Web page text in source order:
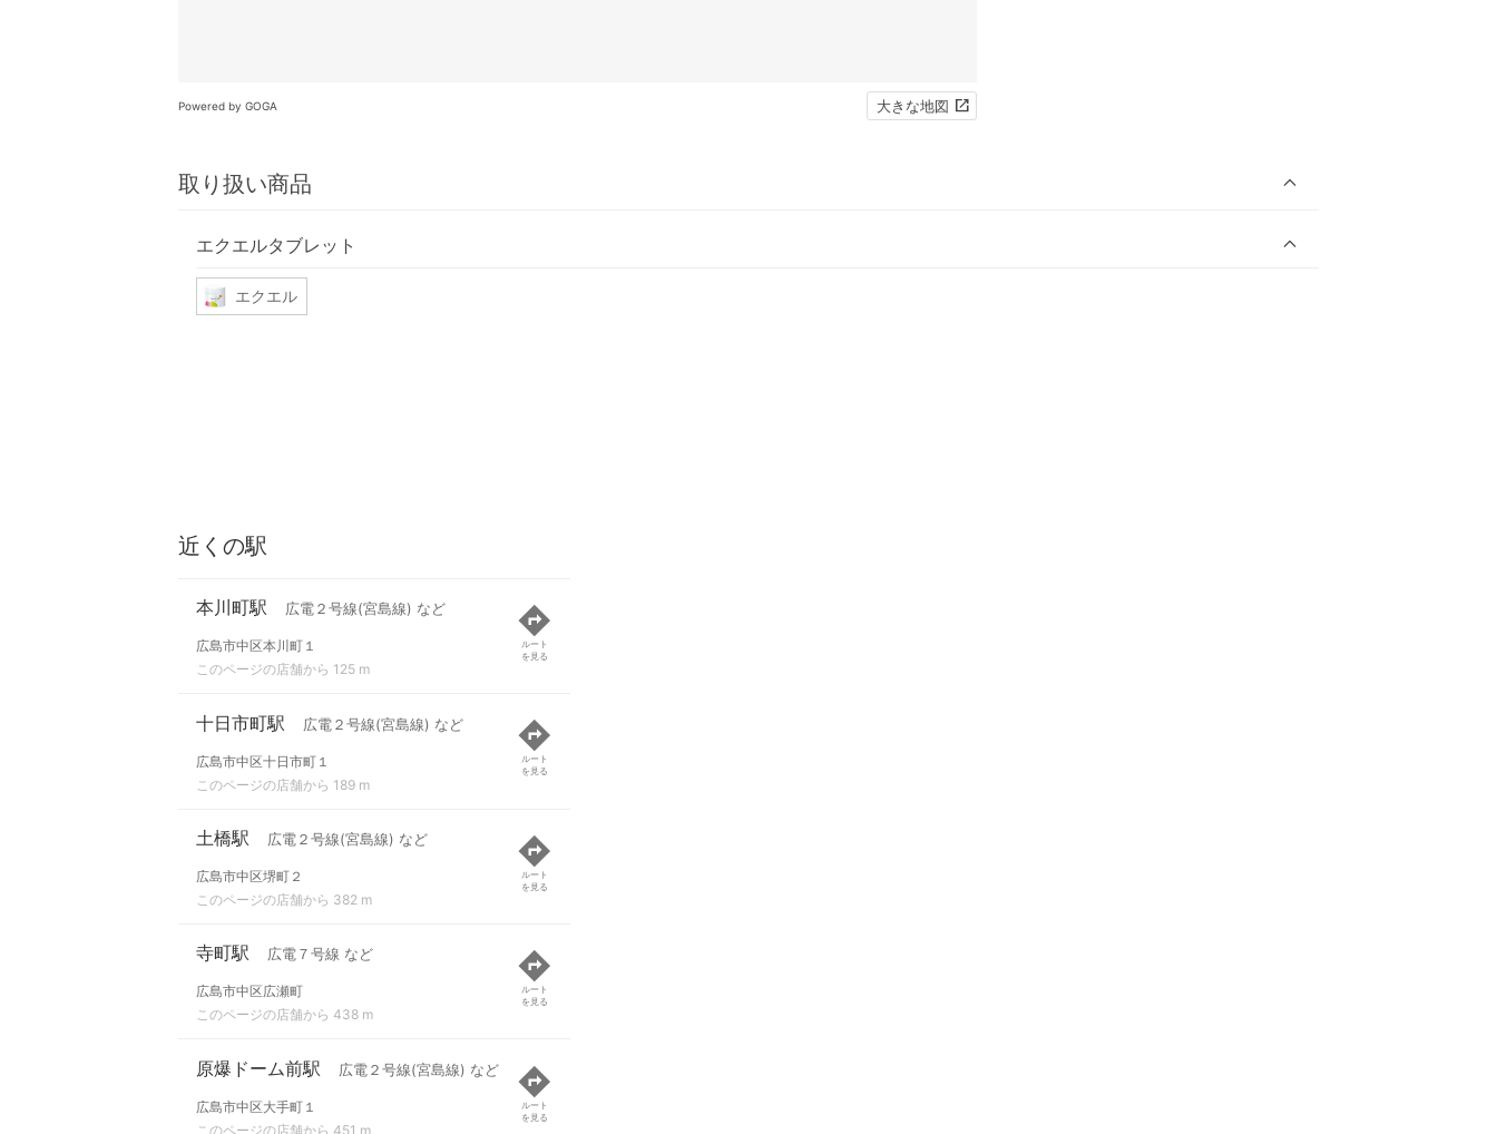
Powered by GOGA 大きな地図
取り扱い商品
エクエルタブレット
エクエル
近くの駅
本川町駅 広電２号線(宮島線) など
広島市中区本川町１
このページの店舗から 125 m
ルート
を見る
十日市町駅 広電２号線(宮島線) など
広島市中区十日市町１
このページの店舗から 189 m
ルート
を見る
土橋駅 広電２号線(宮島線) など
広島市中区堺町２
このページの店舗から 382 m
ルート
を見る
寺町駅 広電７号線 など
広島市中区広瀬町
このページの店舗から 438 m
ルート
を見る
原爆ドーム前駅 広電２号線(宮島線) など
広島市中区大手町１
このページの店舗から 451 m
ルート
を見る